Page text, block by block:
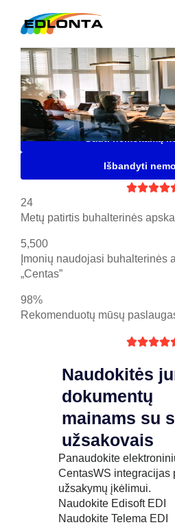
Išbandyti
Gauti nemokamą
Saugi, patogi ir lanksti
įmonei, kuria naudojasi
Buhalterinės
programa

24
Metų patirtis buhalterinės
5,500
Įmonių naudojasi buhalterinės
„Centas”
98%
Rekomenduotų mūsų

Naudokitės
dokumentų
mainams su
užsakovais
Panaudokite
CentasWS integracijas
užsakymų įkėlimui.
Naudokite Edisoft EDI
Naudokite Telema EDI